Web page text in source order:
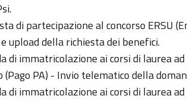
di partecipazione al concorso ERSU
upload della richiesta dei benefici.
di immatricolazione ai corsi di laurea
PA) - Invio telematico della
di immatricolazione ai corsi di laurea ad